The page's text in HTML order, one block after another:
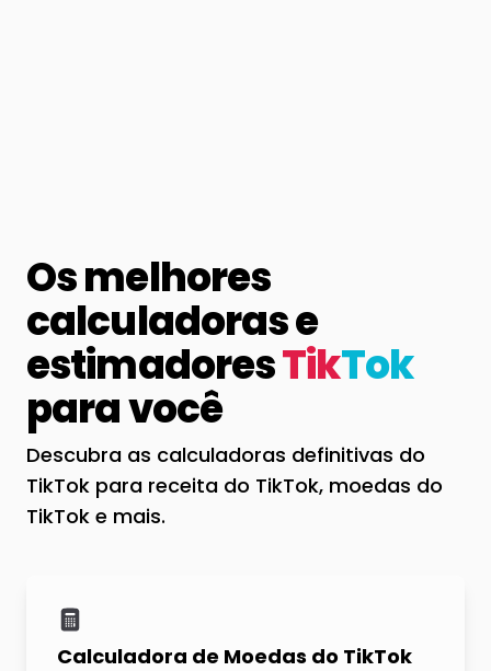
Os melhores
calculadoras e
estimadoresTikTok
para você
Descubra as calculadoras definitivas do
TikTok para receita do TikTok, moedas do
TikTok e mais.
Calculadora de Moedas do TikTok